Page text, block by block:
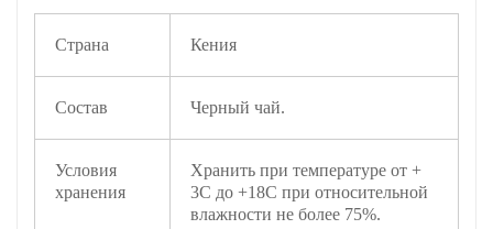
Страна Кения
Состав Черный чай.
Условия
хранения
Хранить при температуре от +
3С до +18С при относительной
влажности не более 75%.